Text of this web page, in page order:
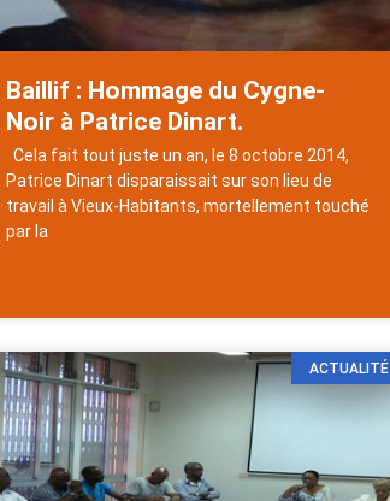
Baillif : Hommage du Cygne-
Noir à Patrice Dinart.
Cela fait tout juste un an, le 8 octobre 2014,
Patrice Dinart disparaissait sur son lieu de
travail à Vieux-Habitants, mortellement touché
par la
ACTUALITÉ